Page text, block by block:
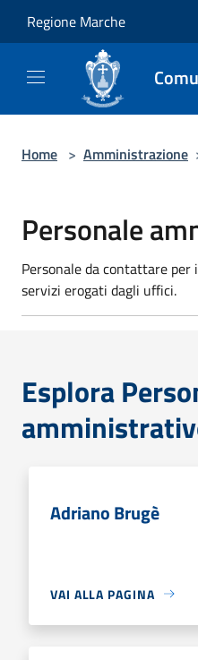
Regione Marche
Home > Amministrazione
Personale
Personale da contattare
servizi erogati dagli uffici.
Esplora
Adriano Brugè
VAI ALLA PAGINA